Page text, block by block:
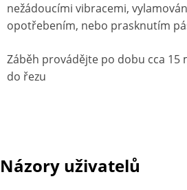
nežádoucími vibracemi,
opotřebením, nebo prasknutím
Záběh provádějte po dobu cca 15
do řezu
Názory uživatelů